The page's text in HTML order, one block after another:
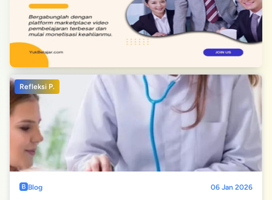
Refleksi P.
Blog 06 Jan 2026